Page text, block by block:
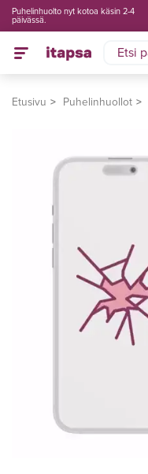
Puhelinhuolto nyt kotoa käsin 2-4
päivässä.
Etusivu Puhelinhuollot